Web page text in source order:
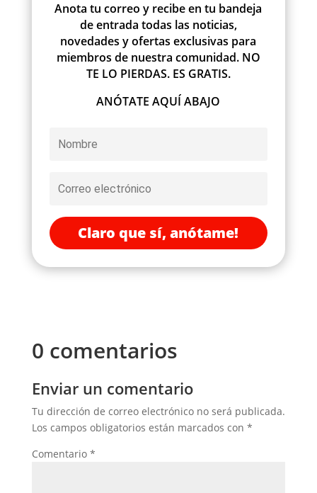
Anota tu correo y recibe en tu bandeja
de entrada todas las noticias,
novedades y ofertas exclusivas para
miembros de nuestra comunidad. NO
TE LO PIERDAS. ES GRATIS.
ANÓTATE AQUÍ ABAJO
Claro que sí, anótame!
0 comentarios
Enviar un comentario
Tu dirección de correo electrónico no será publicada.
Los campos obligatorios están marcados con *
Comentario *